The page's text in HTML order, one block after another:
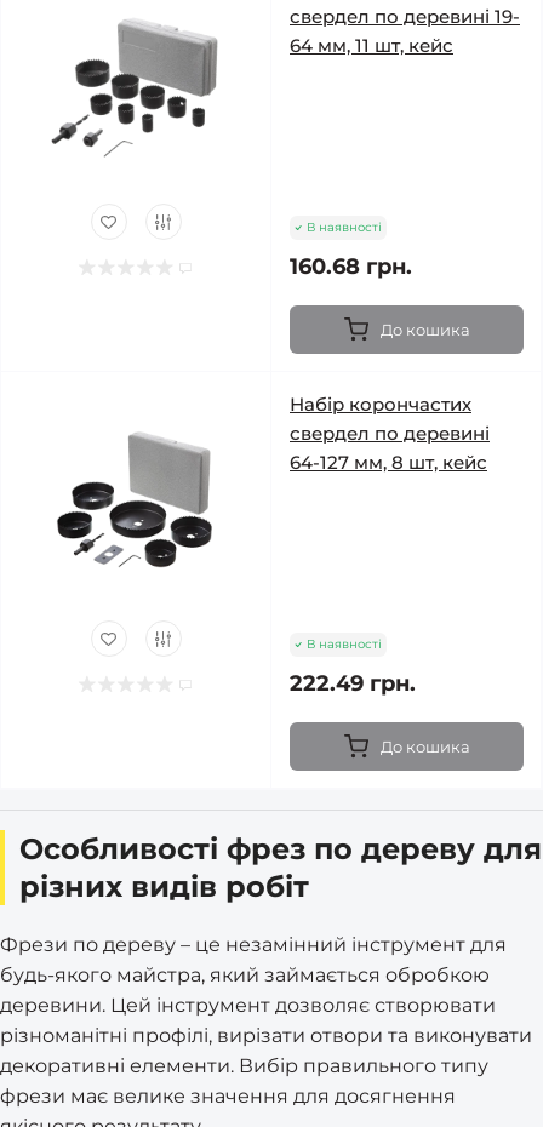
свердел по деревині 19-
64 мм, 11 шт, кейс
В наявності
160.68 грн.
До кошика
Набір корончастих
свердел по деревині
64-127 мм, 8 шт, кейс
В наявності
222.49 грн.
До кошика
Особливості фрез по дереву для
різних видів робіт
Фрези по дереву – це незамінний інструмент для
будь-якого майстра, який займається обробкою
деревини. Цей інструмент дозволяє створювати
різноманітні профілі, вирізати отвори та виконувати
декоративні елементи. Вибір правильного типу
фрези має велике значення для досягнення